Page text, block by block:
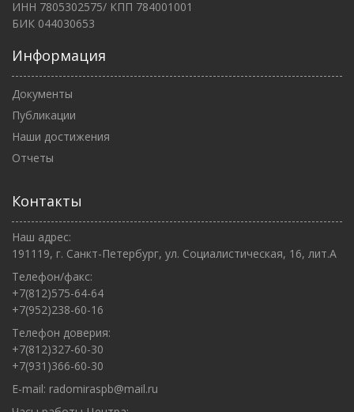
ИНН 7805302575/ КПП 784001001
БИК 044030653
Информация
Документы
Публикации
Наши достижения
Отчеты
Контакты
Наш адрес:
191119, г. Санкт-Петербург, ул. Социалистическая, 16, лит.А
Телефон/факс:
+7(812)575-64-64
+7(952)238-60-16
Телефон доверия:
+7(812)327-60-30
+7(931)366-60-30
E-mail: radomiraspb@mail.ru